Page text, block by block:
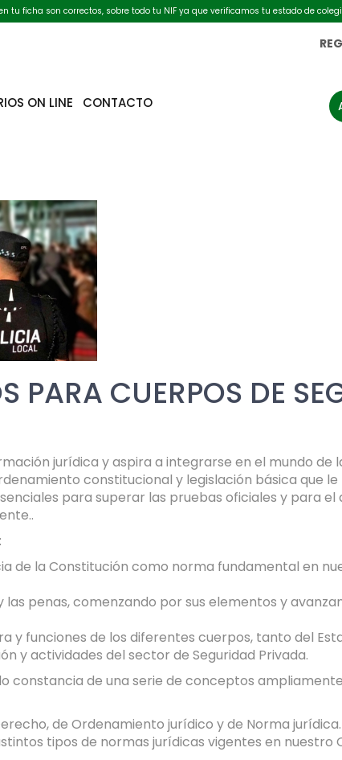
ficha son correctos, sobre todo tu NIF ya que verificamos tu estado de
ON LINE CONTACTO
PARA CUERPOS DE
jurídica y aspira a integrarse en el mundo de
constitucional y legislación básica que
para superar las pruebas oficiales y para
de la Constitución como norma fundamental en
penas, comenzando por sus elementos y
y funciones de los diferentes cuerpos, tanto del
y actividades del sector de Seguridad Privada.
constancia de una serie de conceptos
de Ordenamiento jurídico y de Norma
tipos de normas jurídicas vigentes en nuestro